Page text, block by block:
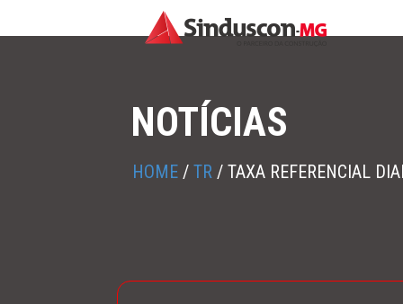
NOTÍCIAS
HOME / TR / TAXA REFERENCIAL